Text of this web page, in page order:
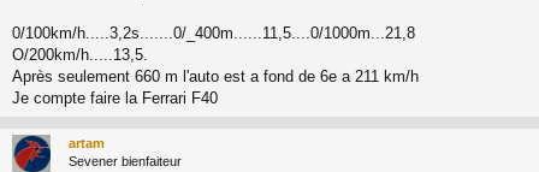
g
0/100km/h.....3,2s.......0/_400m......11,5....0/1000m...21,8
O/200km/h.....13,5.
Après seulement 660 m l'auto est a fond de 6e a 211 km/h
Je compte faire la Ferrari F40
artam
Sevener bienfaiteur